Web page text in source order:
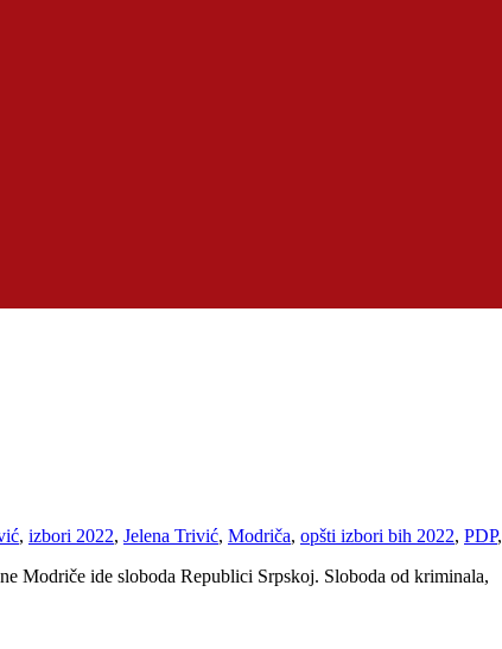
, izbori 2022, Jelena Trivić, Modriča, opšti izbori bih 2022, PDP,
Modriče ide sloboda Republici Srpskoj. Sloboda od kriminala,